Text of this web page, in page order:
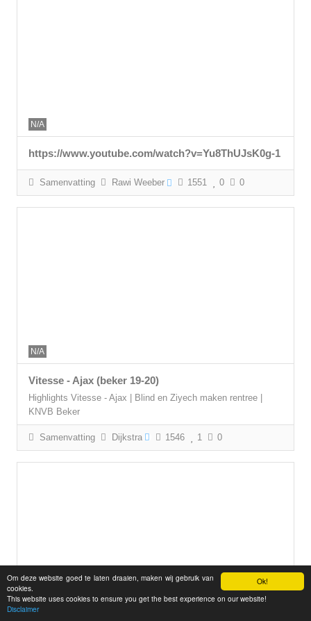
Ok!
Om deze website goed te laten draaien, maken wij gebruik van
cookies.
This website uses cookies to ensure you get the best experience on our website!
Disclaimer
N/A
https://www.youtube.com/watch?v=Yu8ThUJsK0g-1
Samenvatting Rawi Weeber 1551 0 0
N/A
Vitesse - Ajax (beker 19-20)
Highlights Vitesse - Ajax | Blind en Ziyech maken rentree |
KNVB Beker
Samenvatting Dijkstra 1546 1 0
00:12:06